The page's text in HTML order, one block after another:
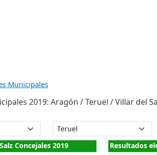
Municipales
2019: Aragón / Teruel / Villar del
Concejales 2019 Resultados